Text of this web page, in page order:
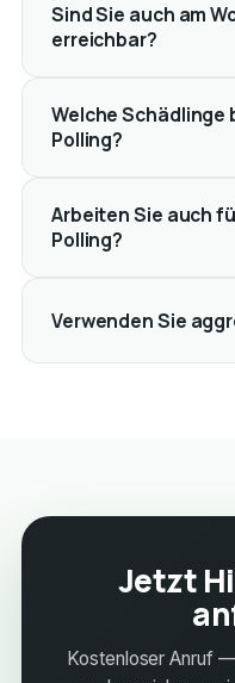
Sind Sie auch am
erreichbar?
Welche Schädlinge
Polling?
Arbeiten Sie auch
Polling?
Verwenden Sie
Jetzt
Kostenloser Anruf